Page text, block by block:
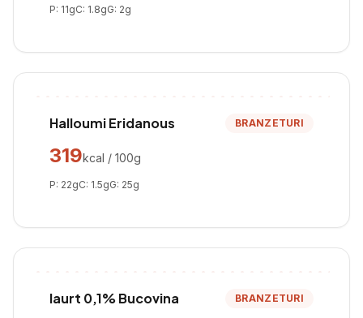
P: 11gC: 1.8gG: 2g
Halloumi Eridanous BRANZETURI
319kcal / 100g
P: 22gC: 1.5gG: 25g
Iaurt 0,1% Bucovina BRANZETURI